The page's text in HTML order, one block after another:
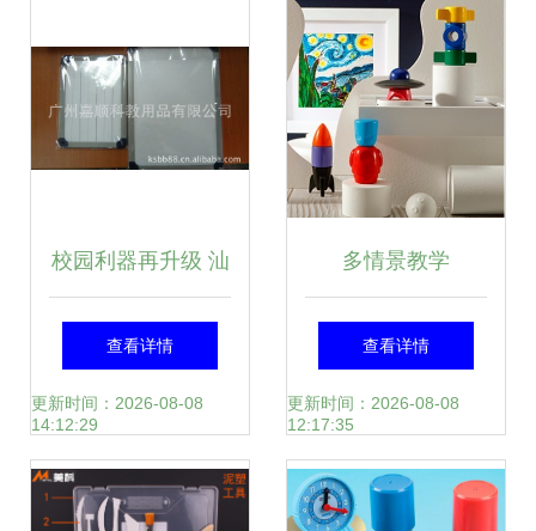
校园利器再升级 汕
头顺牌科教携手惠
州智能面板引领“云
课堂”教育变革在近
查看详情
更新时间：2026-08-08
14:12:29
多情景教学
LUBEK文化用品化
身孩子的
查看详情
更新时间：2026-08-08
12:17:35